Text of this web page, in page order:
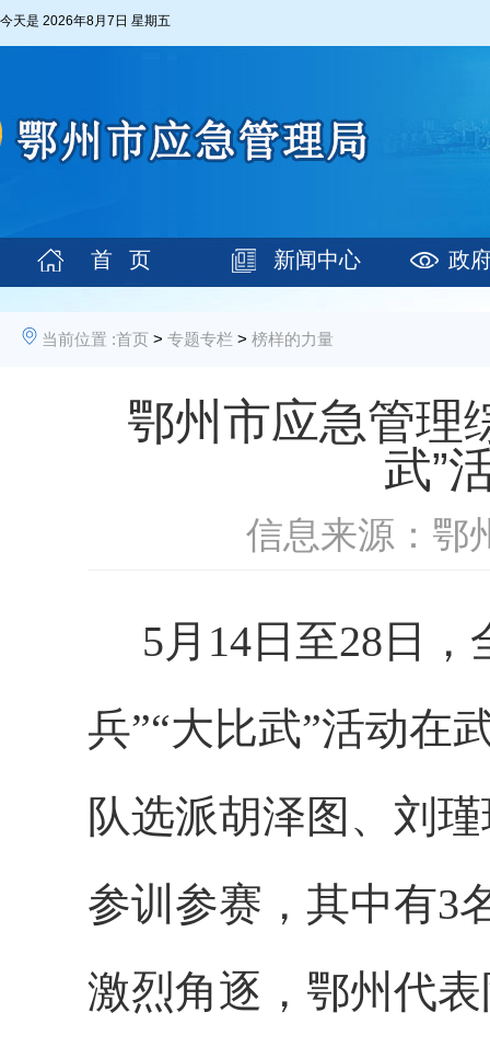
今天是 2026年8月7日 星期五
首 页 新闻中心 政
当前位置 :首页 > 专题专栏 > 榜样的力量
鄂州市应急管理
武”
信息来源：鄂
5月14日至28日
兵”“大比武”活动在
队选派胡泽图、刘
参训参赛，其中有3
激烈角逐，鄂州代